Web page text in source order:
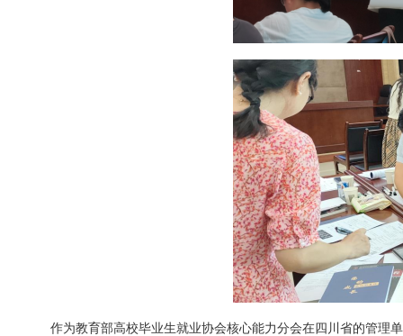
作为教育部高校毕业生就业协会核心能力分会在四川省的管理